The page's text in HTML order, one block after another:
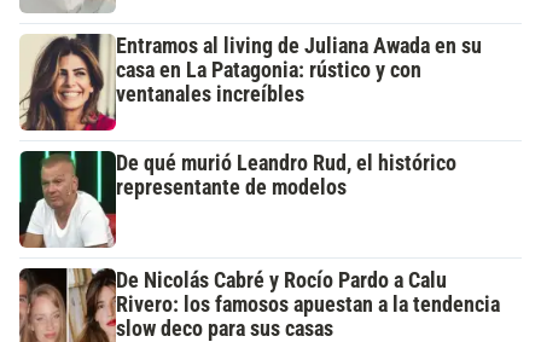
Entramos al living de Juliana Awada en su
casa en La Patagonia: rústico y con
ventanales increíbles
De qué murió Leandro Rud, el histórico
representante de modelos
De Nicolás Cabré y Rocío Pardo a Calu
Rivero: los famosos apuestan a la tendencia
slow deco para sus casas